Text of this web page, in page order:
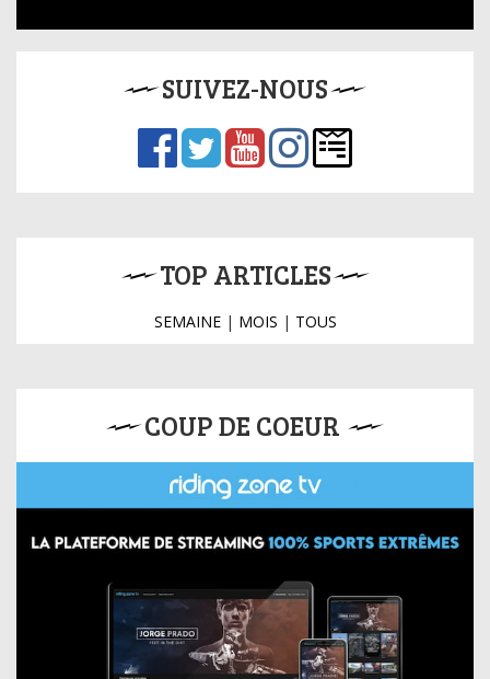
SUIVEZ-NOUS
TOP ARTICLES
SEMAINE| MOIS | TOUS
COUP DE COEUR